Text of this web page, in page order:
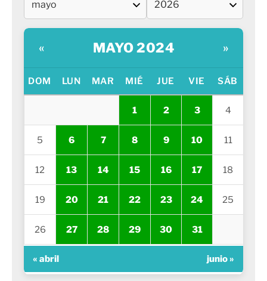
« MAYO 2024 »
DOM LUN MAR MIÉ JUE VIE SÁB
1 2 3 4
5 6 7 8 9 10 11
12 13 14 15 16 17 18
19 20 21 22 23 24 25
26 27 28 29 30 31
« abril junio »